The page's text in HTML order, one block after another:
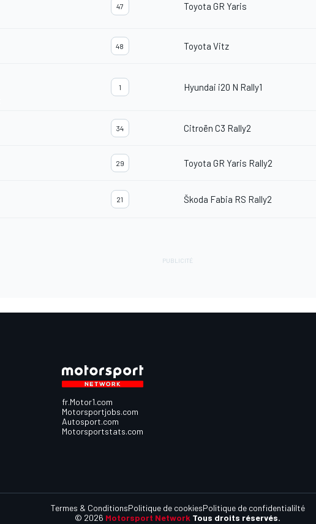
47 Toyota GR Yaris
48 Toyota Vitz
1 Hyundai i20 N Rally1
34 Citroën C3 Rally2
29 Toyota GR Yaris Rally2
21 Škoda Fabia RS Rally2
fr.Motor1.com
Motorsportjobs.com
Autosport.com
Motorsportstats.com
© 2026 Motorsport Network Tous droits réservés.
Termes & ConditionsPolitique de cookiesPolitique de confidentialilté